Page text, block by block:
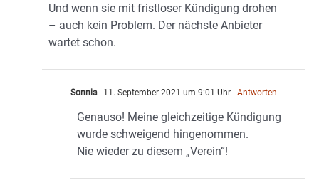
Und wenn sie mit fristloser Kündigung drohen
– auch kein Problem. Der nächste Anbieter
wartet schon.
Sonnia 11. September 2021 um 9:01 Uhr - Antworten
Genauso! Meine gleichzeitige Kündigung
wurde schweigend hingenommen.
Nie wieder zu diesem „Verein“!